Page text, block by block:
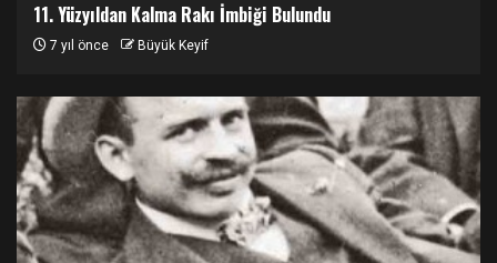
11. Yüzyıldan Kalma Rakı İmbiği Bulundu
7 yıl önce Büyük Keyif